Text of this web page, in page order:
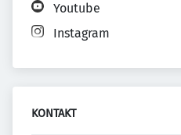
Youtube
Instagram
KONTAKT